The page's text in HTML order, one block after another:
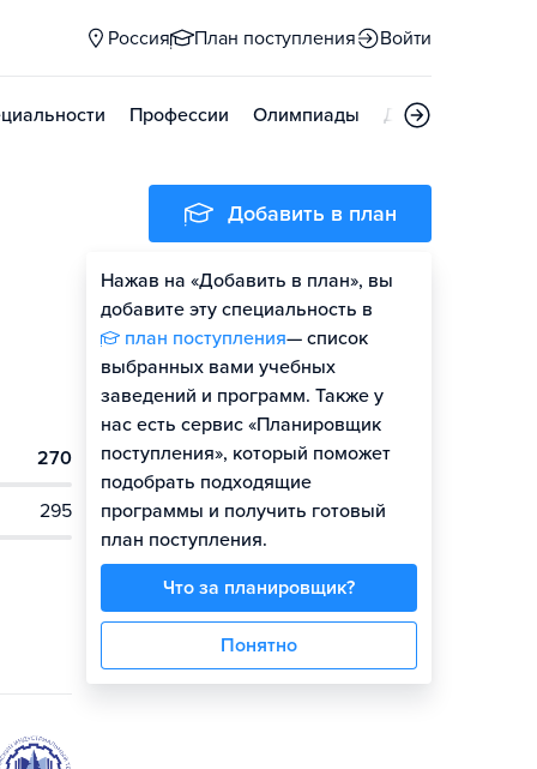
Россия План поступления Войти
Профессии Олимпиады Дни открытых
270
295
Добавить в план
Нажав на «Добавить в план», вы
добавите эту специальность в
план поступления— список
выбранных вами учебных
заведений и программ. Также у
нас есть сервис «Планировщик
поступления», который поможет
подобрать подходящие
программы и получить готовый
план поступления.
Что за планировщик?
Понятно